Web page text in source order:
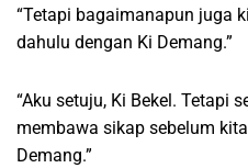
“Tetapi bagaimanapun juga
dahulu dengan Ki Demang.”
“Aku setuju, Ki Bekel. Tetapi
membawa sikap sebelum
Demang.”